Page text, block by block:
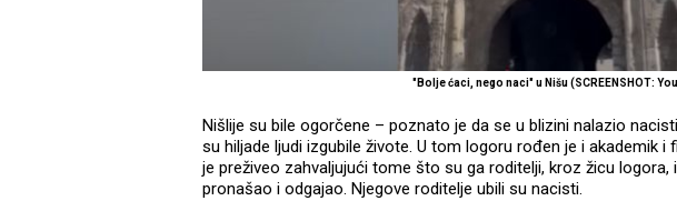
"Bolje ćaci, nego naci" u Nišu (SCREENSHOT:
Nišlije su bile ogorčene – poznato je da se u blizini nalazio
su hiljade ljudi izgubile živote. U tom logoru rođen je i akademik i
je preživeo zahvaljujući tome što su ga roditelji, kroz žicu logora,
pronašao i odgajao. Njegove roditelje ubili su nacisti.